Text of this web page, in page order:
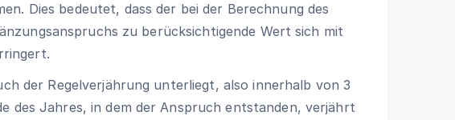
Dies bedeutet, dass der bei der Berechnung des
zu berücksichtigende Wert sich mit
der Regelverjährung unterliegt, also innerhalb von 3
des Jahres, in dem der Anspruch entstanden, verjährt